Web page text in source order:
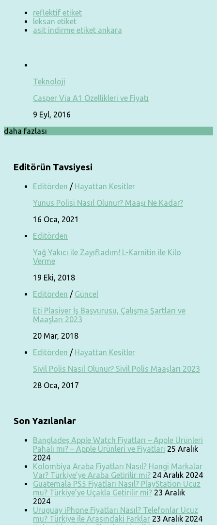
reflektif etiket
leksan etiket
asit indirme etiket ankara
Teknoloji
Casper Via A1 Özellikleri ve Fiyatı
9 Eyl, 2016
daha fazlası
Editörün Tavsiyesi
Editörden / Hayattan Kesitler
Yunus Polisi Nasıl Olunur? Maaşı Ne Kadar?
16 Oca, 2021
Editörden
Yağ Yakıcı ile Zayıfladım! L-Karnitin ile Kilo
Verme
19 Eki, 2018
Editörden / Güncel
Eti Plasiyer İş Başvurusu, Çalışma Şartları ve
Maaşları 2023
20 Mar, 2018
Editörden / Hayattan Kesitler
Sivil Polis Nasıl Olunur? Sivil Polis Maaşları 2023
28 Oca, 2017
Son Yazılanlar
Bangladeş Apple Watch Fiyatları – Apple Ürünleri
Pahalı mı? – Apple Ürünleri ve Fiyatları 25 Aralık
2024
Kolombiya Araba Fiyatları Nasıl? Hangi Markalar
Var? Türkiye’ye Araba Getirilir mi? 24 Aralık 2024
Guatemala PS5 Fiyatları Nasıl? PlayStation Ucuz
mu? Türkiye’ye Uçakla Getirilir mi? 23 Aralık
2024
Uruguay iPhone Fiyatları Nasıl? Telefonlar Ucuz
mu? Türkiye ile Arasındaki Farklar 23 Aralık 2024